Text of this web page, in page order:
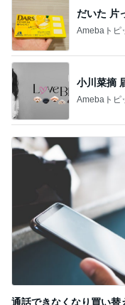
だいた 片
Amebaトピ
小川菜摘
Amebaトピ
通話できなくなり買い替